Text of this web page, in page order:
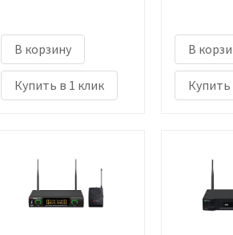
В корзину
Купить в 1 клик
В
Купить